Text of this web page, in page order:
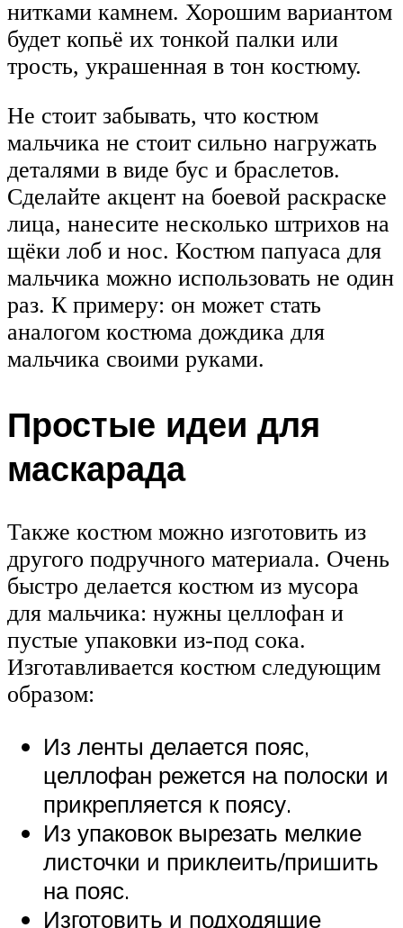
нитками камнем. Хорошим вариантом
будет копьё их тонкой палки или
трость, украшенная в тон костюму.
Не стоит забывать, что костюм
мальчика не стоит сильно нагружать
деталями в виде бус и браслетов.
Сделайте акцент на боевой раскраске
лица, нанесите несколько штрихов на
щёки лоб и нос. Костюм папуаса для
мальчика можно использовать не один
раз. К примеру: он может стать
аналогом костюма дождика для
мальчика своими руками.
Простые идеи для
маскарада
Также костюм можно изготовить из
другого подручного материала. Очень
быстро делается костюм из мусора
для мальчика: нужны целлофан и
пустые упаковки из-под сока.
Изготавливается костюм следующим
образом:
Из ленты делается пояс,
целлофан режется на полоски и
прикрепляется к поясу.
Из упаковок вырезать мелкие
листочки и приклеить/пришить
на пояс.
Изготовить и подходящие